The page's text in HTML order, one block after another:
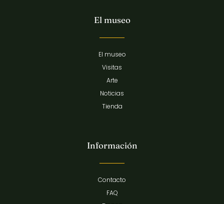
El museo
El museo
Visitas
Arte
Noticias
Tienda
Información
Contacto
FAQ